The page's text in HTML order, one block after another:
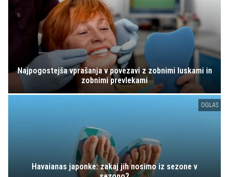
Najpogostejša vprašanja v povezavi z zobnimi luskami in
zobnimi prevlekami
OGLAS
Havaianas japonke: zakaj jih nosimo iz sezone v